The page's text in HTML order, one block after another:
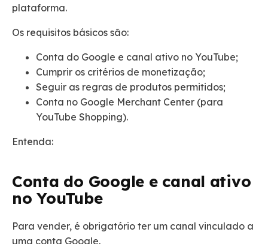
plataforma.
Os requisitos básicos são:
Conta do Google e canal ativo no YouTube;
Cumprir os critérios de monetização;
Seguir as regras de produtos permitidos;
Conta no Google Merchant Center (para
YouTube Shopping).
Entenda:
Conta do Google e canal ativo
no YouTube
Para vender, é obrigatório ter um canal vinculado a
uma conta Google.